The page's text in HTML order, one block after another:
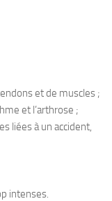
et de muscles ;
et l’arthrose ;
liées à un accident,
intenses.